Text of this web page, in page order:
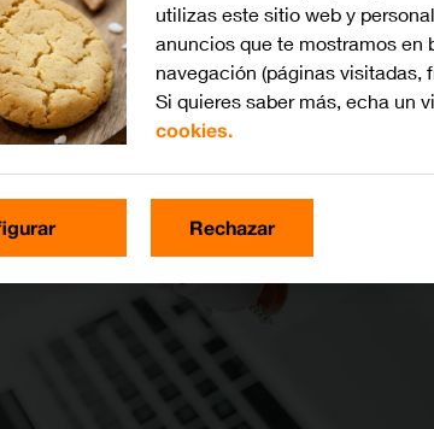
utilizas este sitio web y
anuncios que te mostramos en
navegación (páginas visitadas,
Si quieres saber más, echa un
cookies.
Rechazar